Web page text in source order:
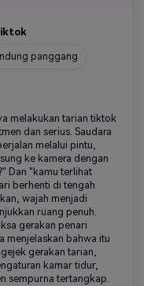
panggang
melakukan tarian tiktok
dan serius. Saudara
melalui pintu,
ke kamera dengan
Dan "kamu terlihat
berhenti di tengah
wajah menjadi
ruang penuh.
gerakan penari
menjelaskan bahwa itu
gerakan tarian,
kamar tidur,
sempurna tertangkap.